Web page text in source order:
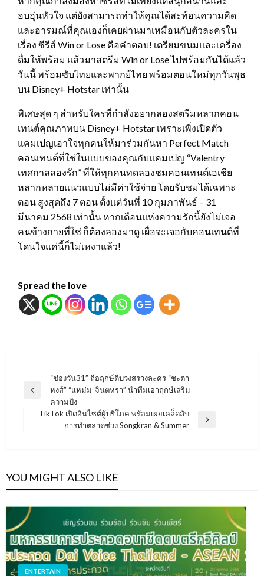
อบอุ่นหัวใจ แต่ยังสามารถทำให้คุณได้สะท้อนความคิด
และอารมณ์ที่คุณเองก็เคยผ่านมาเหมือนกับตัวละครใน
เรื่อง ซีรีส์ Win or Lose คือคำตอบ! เตรียมขนมและเครื่อง
ดื่มให้พร้อม แล้วมาสตรีม Win or Lose ไปพร้อมกันได้แล้ว
วันนี้ พร้อมซับไทยและพากย์ไทย พร้อมตอนใหม่ทุกวันพุธ
บน Disney+ Hotstar เท่านั้น
พิเศษสุด ๆ สำหรับใครที่กำลังอยากลองสตรีมหลากคอน
เทนต์คุณภาพบน Disney+ Hotstar เพราะเพิ่งเปิดตัว
แคมเปญเอาใจทุกคนให้มาร่วมกันหา Perfect Match
คอนเทนต์ที่ใช่ในแบบของคุณกับแคมเปญ “Valentry
เทศกาลลองรัก” ที่ให้ทุกคนทดลองชมคอนเทนต์เอเชีย
หลากหลายแนวแบบไม่มีค่าใช้จ่าย โดยรับชมได้เฉพาะ
ตอน สูงสุดถึง 7 ตอน ตั้งแต่วันที่ 10 กุมภาพันธ์ – 31
มีนาคม 2568 เท่านั้น หากเดือนแห่งความรักนี้ยังไม่เจอ
คนข้างกายที่ใช่ ก็ต้องลองมาดู เผื่อจะเจอกับคอนเทนต์ที่
โดนใจแค่นี้ก็ไม่เหงาแล้ว!
Spread the love
แนะแนว
เรื่อง
Previous
“ช่องวัน31” ถือฤกษ์ดีบวงสรวงละคร “ชะตา
หงส์” “แหม่ม-จินตหรา” นำทีมเอาฤกษ์เสริม
ความปัง
TikTok เปิดอินไซต์ผู้บริโภค พร้อมเผยเคล็ดลับ
การทำตลาดช่วง Songkran & Summer
YOU MIGHT ALSO LIKE
ENTERTAIN